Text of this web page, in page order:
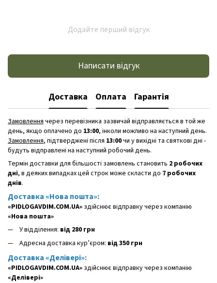
Додайте перший відгук
Написати відгук
Доставка Оплата Гарантія
Замовлення через перевізника зазвичай відправляється в той же
день, якщо оплачено до 13:00, інколи можливо на наступний день.
Замовлення, підтверджені після 13:00чи у вихідні та святкові дні -
будуть відправлені на наступний робочий день.
Термін доставки для більшості замовлень становить 2 робочих
дні, в деяких випадках цей строк може скласти до 7 робочих
днів.
Доставка «Нова пошта»:
«PIDLOGAVDIM.COM.UA» здійснює відправку через компанію
«Нова пошта»
У відділення: від 280 грн
Адресна доставка кур’єром: від 350 грн
Доставка «Делівері»:
«PIDLOGAVDIM.COM.UA» здійснює відправку через компанію
«Делівері»